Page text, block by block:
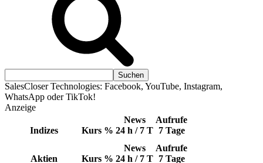
SalesCloser Technologies: Facebook, YouTube, Instagram,
WhatsApp oder TikTok!
Anzeige
Indizes Kurs %
News
24 h / 7 T
Aufrufe
7 Tage
Aktien Kurs %
News
24 h / 7 T
Aufrufe
7 Tage